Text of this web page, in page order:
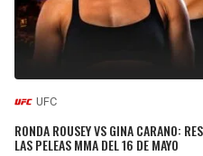
UFC
RONDA ROUSEY VS GINA CARANO:
LAS PELEAS MMA DEL 16 DE MAYO